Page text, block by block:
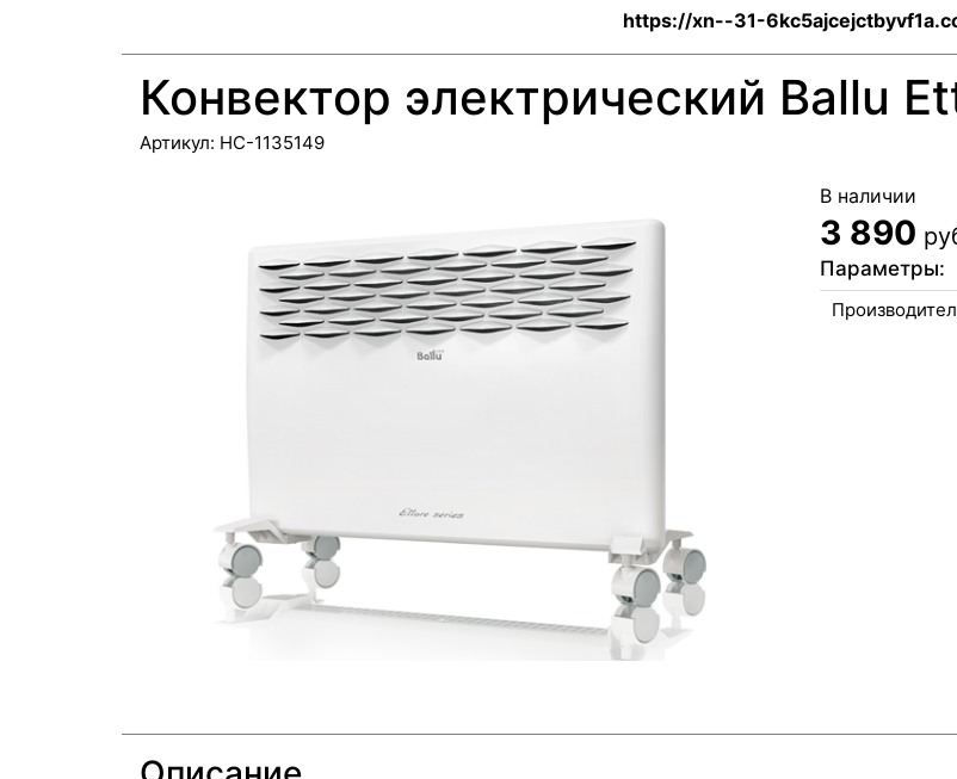
https://xn--31-
Конвектор электрический Ballu
Артикул: НС-1135149
В наличии
3 890
Параметры: